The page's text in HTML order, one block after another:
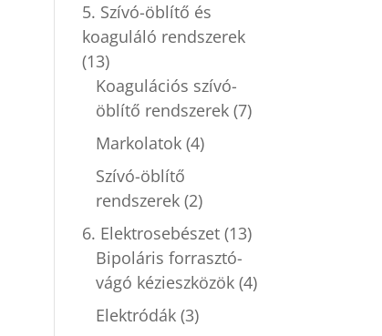
5. Szívó-öblítő és
koaguláló rendszerek
(13)
Koagulációs szívó-
öblítő rendszerek (7)
Markolatok (4)
Szívó-öblítő
rendszerek (2)
6. Elektrosebészet (13)
Bipoláris forrasztó-
vágó kézieszközök (4)
Elektródák (3)